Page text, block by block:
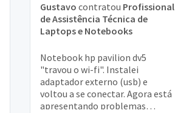
Gustavo contratou Profissional
de Assistência Técnica de
Laptops e Notebooks
Notebook hp pavilion dv5
"travou o wi-fi". Instalei
adaptador externo (usb) e
voltou a se conectar. Agora está
apresentando problemas